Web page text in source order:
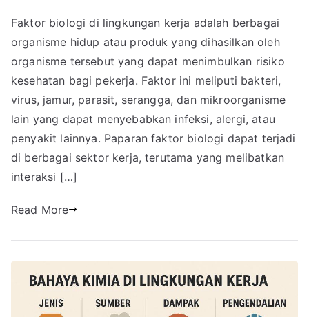
Faktor biologi di lingkungan kerja adalah berbagai
organisme hidup atau produk yang dihasilkan oleh
organisme tersebut yang dapat menimbulkan risiko
kesehatan bagi pekerja. Faktor ini meliputi bakteri,
virus, jamur, parasit, serangga, dan mikroorganisme
lain yang dapat menyebabkan infeksi, alergi, atau
penyakit lainnya. Paparan faktor biologi dapat terjadi
di berbagai sektor kerja, terutama yang melibatkan
interaksi […]
Read More